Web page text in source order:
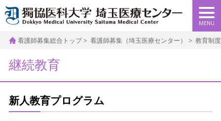
看護師募集総合トップ 看護師募集（埼玉医療センター） 教育制度
継続教育
新人教育プログラム